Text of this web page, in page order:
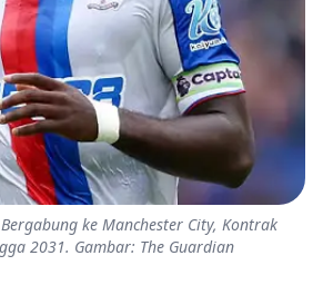
ke Manchester City, Kontrak
2031. Gambar: The Guardian